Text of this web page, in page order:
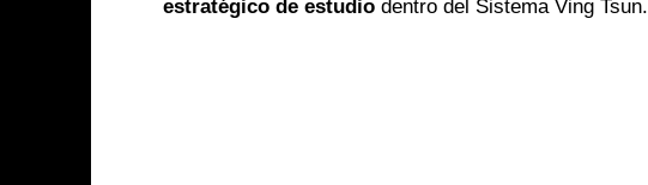
estratégico de estudiodentro del Sistema Ving Tsun.